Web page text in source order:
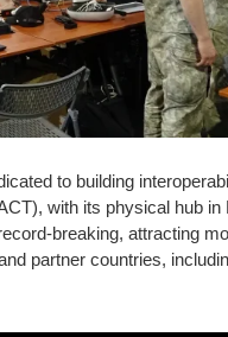
to building
with its physical hub
breaking, attracting
partner countries,